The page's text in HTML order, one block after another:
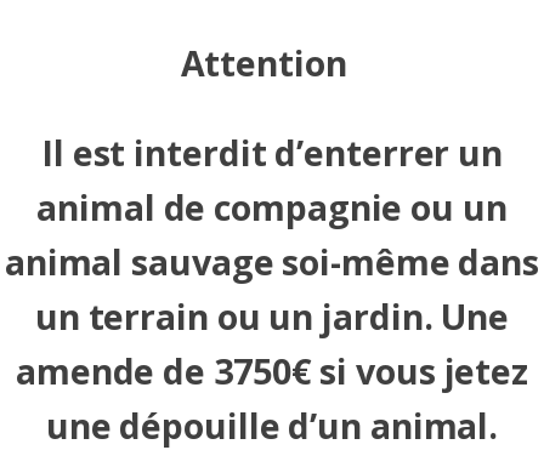
Attention
Il est interdit d’enterrer un
animal de compagnie ou un
animal sauvage soi-même dans
un terrain ou un jardin. Une
amende de 3750€ si vous jetez
une dépouille d’un animal.